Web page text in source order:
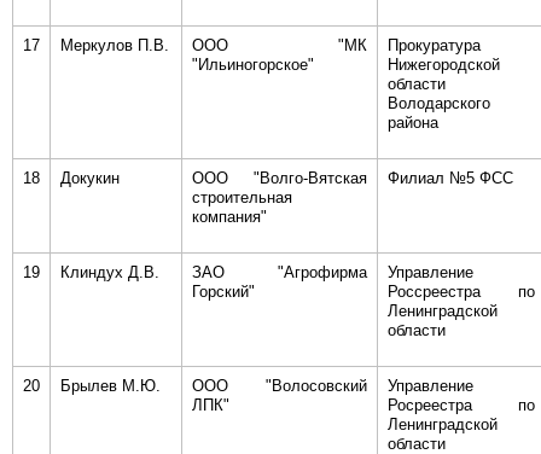
17 Меркулов П.В.
ООО "МК
"Ильиногорское"
Прокуратура
Нижегородской
области
Володарского
района
18 Докукин
ООО "Волго-Вятская
строительная
компания"
Филиал №5 ФСС
19 Клиндух Д.В.
ЗАО "Агрофирма
Горский"
Управление
Россреестра по
Ленинградской
области
20 Брылев М.Ю.
ООО "Волосовский
ЛПК"
Управление
Росреестра по
Ленинградской
области